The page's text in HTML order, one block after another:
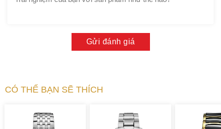
Gửi đánh giá
CÓ THỂ BẠN SẼ THÍCH